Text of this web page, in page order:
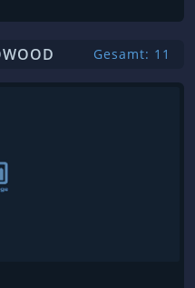
Gesamt: 11